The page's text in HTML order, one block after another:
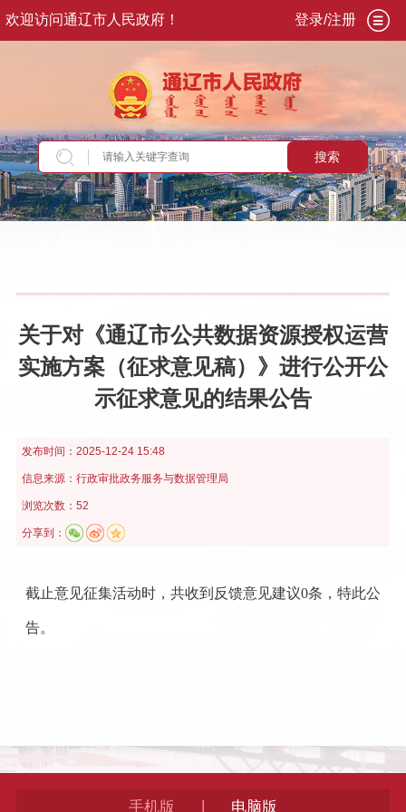
欢迎访问通辽市人民政府！ 登录/注册
搜索
当前位置：首页>交流互动>意见征集>意见征
关于对《通辽市公共数据资源授权运营
实施方案（征求意见稿）》进行公开公
示征求意见的结果公告
发布时间： 2025-12-24 15:48
信息来源： 行政审批政务服务与数据管理局
浏览次数：52
分享到：
截止意见征集活动时，共收到反馈意见建议0条，特此公
告。
手机版 电脑版